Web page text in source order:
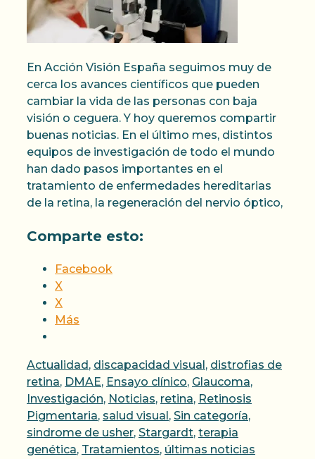
En Acción Visión España seguimos muy de
cerca los avances científicos que pueden
cambiar la vida de las personas con baja
visión o ceguera. Y hoy queremos compartir
buenas noticias. En el último mes, distintos
equipos de investigación de todo el mundo
han dado pasos importantes en el
tratamiento de enfermedades hereditarias
de la retina, la regeneración del nervio óptico,
Comparte esto:
Facebook
X
X
Más
Categorías
Actualidad , discapacidad visual , distrofias de
retina, DMAE, Ensayo clínico, Glaucoma,
Investigación, Noticias, retina, Retinosis
Pigmentaria, salud visual , Sin categoría,
sindrome de usher, Stargardt, terapia
genética, Tratamientos, últimas noticias